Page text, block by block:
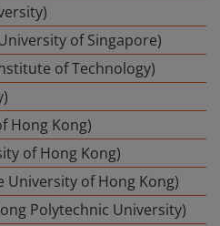
of Singapore)
of Technology)
Hong Kong)
of Hong Kong)
University of Hong Kong)
Polytechnic University)